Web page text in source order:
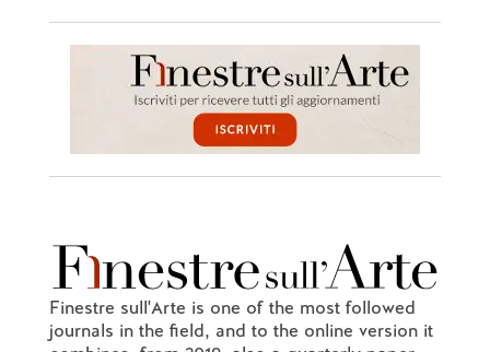
Finestre sull'Arte is one of the most followed
journals in the field, and to the online version it